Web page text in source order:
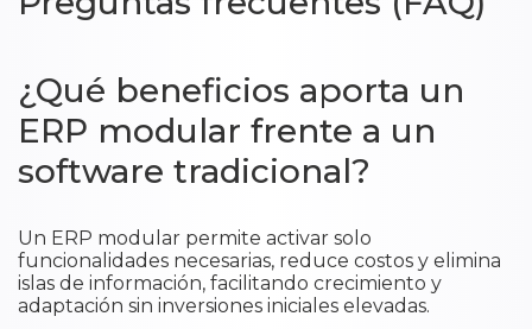
¿Qué beneficios aporta un
ERP modular frente a un
software tradicional?
Un ERP modular permite activar solo
funcionalidades necesarias, reduce costos y elimina
islas de información, facilitando crecimiento y
adaptación sin inversiones iniciales elevadas.